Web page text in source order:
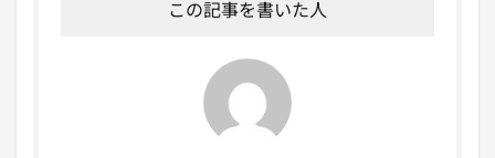
この記事を書いた人